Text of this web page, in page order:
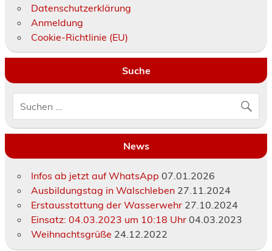
Datenschutzerklärung
Anmeldung
Cookie-Richtlinie (EU)
Suche
News
Infos ab jetzt auf WhatsApp 07.01.2026
Ausbildungstag in Walschleben 27.11.2024
Erstausstattung der Wasserwehr 27.10.2024
Einsatz: 04.03.2023 um 10:18 Uhr 04.03.2023
Weihnachtsgrüße 24.12.2022